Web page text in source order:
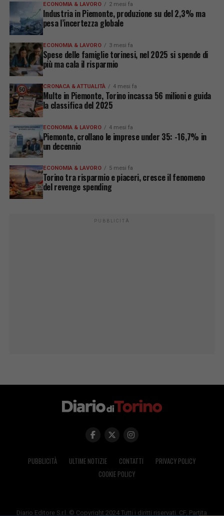
ECONOMIA & LAVORO 2 mesi fa
Industria in Piemonte, produzione su del 2,3% ma
pesa l’incertezza globale
ECONOMIA & LAVORO 3 mesi fa
Spese delle famiglie torinesi, nel 2025 si spende di
più ma cala il risparmio
CRONACA & ATTUALITÀ 4 mesi fa
Multe in Piemonte, Torino incassa 56 milioni e guida
la classifica del 2025
ECONOMIA & LAVORO 4 mesi fa
Piemonte, crollano le imprese under 35: -16,7% in
un decennio
ECONOMIA & LAVORO 5 mesi fa
Torino tra risparmio e piaceri, cresce il fenomeno
del revenge spending
PUBBLICITÀ
PUBBLICITÀ ULTIME NOTIZIE CONTATTI
PRIVACY POLICY
COOKIE POLICY
Diario Editore S.r.l. © Copyright 2024 Tutti i diritti riservati. CF, Partita